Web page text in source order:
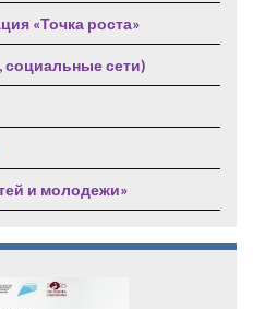
«Точка роста»
социальные сети)
и молодежи»